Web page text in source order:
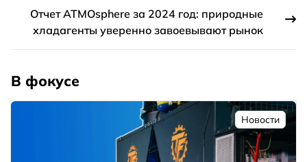
Отчет ATMOsphere за 2024 год: природные
хладагенты уверенно завоевывают рынок
В фокусе
Новости